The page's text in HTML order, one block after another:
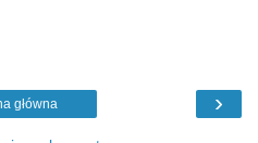
›
główna